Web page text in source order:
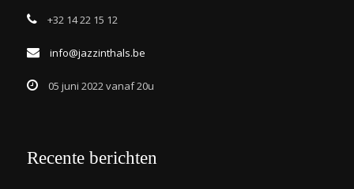
+32 14 22 15 12
info@jazzinthals.be
05 juni 2022 vanaf 20u
Recente berichten